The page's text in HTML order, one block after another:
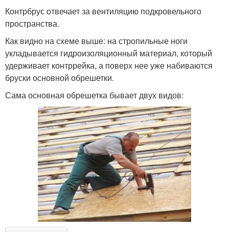
Контрбрус отвечает за вентиляцию подкровельного
пространства.
Как видно на схеме выше: на стропильные ноги
укладывается гидроизоляционный материал, который
удерживает контррейка, а поверх нее уже набиваются
бруски основной обрешетки.
Сама основная обрешетка бывает двух видов: